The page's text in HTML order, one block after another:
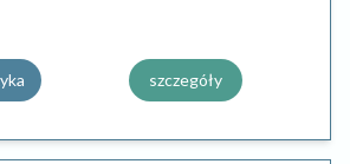
szczegóły